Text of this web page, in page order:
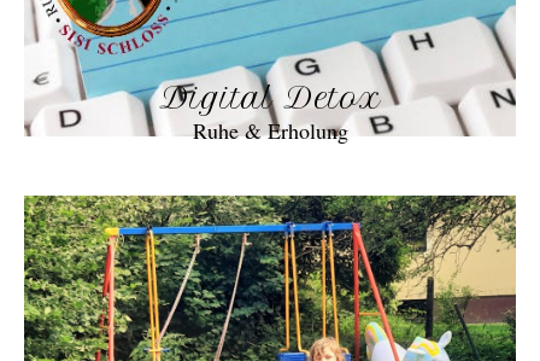
Digital Detox
Ruhe & Erholung